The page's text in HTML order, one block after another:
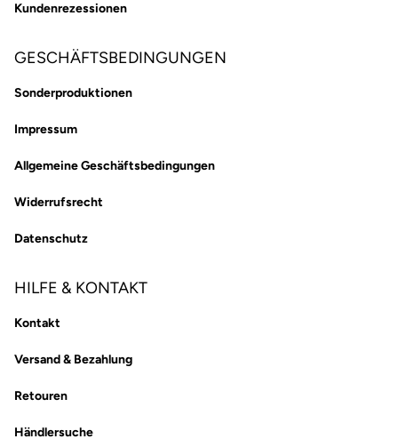
Kundenrezessionen
GESCHÄFTSBEDINGUNGEN
Sonderproduktionen
Impressum
Allgemeine Geschäftsbedingungen
Widerrufsrecht
Datenschutz
HILFE & KONTAKT
Kontakt
Versand & Bezahlung
Retouren
Händlersuche